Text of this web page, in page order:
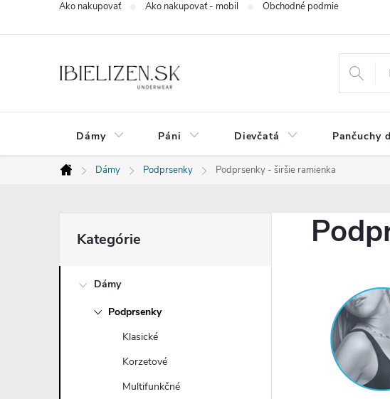
Ako nakupovať Ako nakupovať - mobil Obchodné podmienky
Dámy Páni Dievčatá Pančuchy
Domov
Dámy Podprsenky Podprsenky - širšie ramienka
o
kategórie
Kategórie
Dámy
Podprsenky
Klasické
Korzetové
Multifunkčné